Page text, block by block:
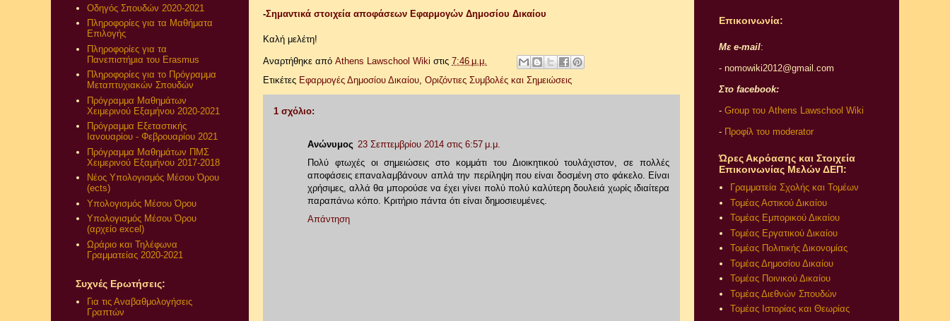
-Σημαντικά στοιχεία αποφάσεων Εφαρμογών Δημοσίου Δικαίου
Καλή μελέτη!
Αναρτήθηκε από Athens Lawschool Wiki στις 7:46 μ.μ.
Ετικέτες Εφαρμογές Δημοσίου Δικαίου, Οριζόντιες Συμβολές και Σημειώσεις
1 σχόλιο:
Ανώνυμος 23 Σεπτεμβρίου 2014 στις 6:57 μ.μ.
Πολύ φτωχές οι σημειώσεις στο κομμάτι του Διοικητικού τουλάχιστον, σε πολλές
αποφάσεις επαναλαμβάνουν απλά την περίληψη που είναι δοσμένη στο φάκελο. Είναι
χρήσιμες, αλλά θα μπορούσε να έχει γίνει πολύ πολύ καλύτερη δουλειά χωρίς ιδιαίτερα
παραπάνω κόπο. Κριτήριο πάντα ότι είναι δημοσιευμένες.
Απάντηση
Οδηγός Σπουδών 2020-2021
Πληροφορίες για τα Μαθήματα
Επιλογής
Πληροφορίες για τα
Πανεπιστήμια του Erasmus
Πληροφορίες για το Πρόγραμμα
Μεταπτυχιακών Σπουδών
Πρόγραμμα Μαθημάτων
Χειμερινού Εξαμήνου 2020-2021
Πρόγραμμα Εξεταστικής
Ιανουαρίου - Φεβρουαρίου 2021
Πρόγραμμα Μαθημάτων ΠΜΣ
Χειμερινού Εξαμήνου 2017-2018
Νέος Υπολογισμός Μέσου Όρου
(ects)
Υπολογισμός Μέσου Όρου
Υπολογισμός Μέσου Όρου
(αρχείο excel)
Ωράριο και Τηλέφωνα
Γραμματείας 2020-2021
Συχνές Ερωτήσεις:
Για τις Αναβαθμολογήσεις
Γραπτών
Επικοινωνία:
Με e-mail:
- nomowiki2012@gmail.com
Στο facebook:
- Group του Athens Lawschool Wiki
- Προφίλ του moderator
Ώρες Ακρόασης και Στοιχεία
Επικοινωνίας Μελών ΔΕΠ:
Γραμματεία Σχολής και Τομέων
Τομέας Αστικού Δικαίου
Τομέας Εμπορικού Δικαίου
Τομέας Εργατικού Δικαίου
Τομέας Πολιτικής Δικονομίας
Τομέας Δημοσίου Δικαίου
Τομέας Ποινικού Δικαίου
Τομέας Διεθνών Σπουδών
Τομέας Ιστορίας και Θεωρίας